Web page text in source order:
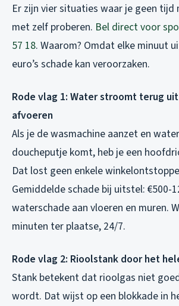
Er zijn vier situaties waar je geen tijd
met zelf proberen. Bel direct voor
57 18. Waarom? Omdat elke minuut
euro’s schade kan veroorzaken.
Rode vlag 1: Water stroomt terug
afvoeren
Als je de wasmachine aanzet en
doucheputje komt, heb je een
Dat lost geen enkele
Gemiddelde schade bij uitstel: €500-
waterschade aan vloeren en muren.
minuten ter plaatse, 24/7.
Rode vlag 2: Rioolstank door het
Stank betekent dat rioolgas niet
wordt. Dat wijst op een blokkade in